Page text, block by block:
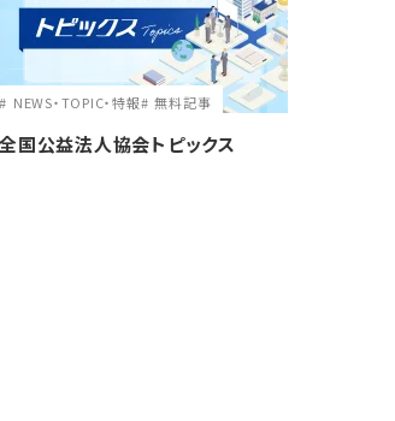
NEWS・TOPIC・特報 無料記事
全国公益法人協会トピックス